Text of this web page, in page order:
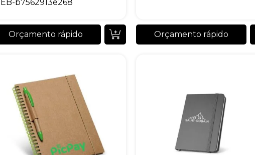
EB-b7562913e268
Orçamento rápido Orçamento rápido
Iniciar conversa